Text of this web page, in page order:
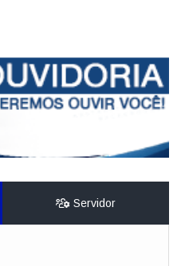
Servidor